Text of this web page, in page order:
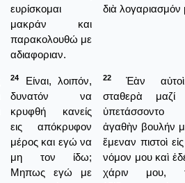
ευρίσκομαι
μακράν και
παρακολουθώ με
αδιαφοριαν.
διὰ λογαριασμόν
24
Είναι, λοιπόν,
δυνατόν να
κρυφθή κανείς
εις απόκρυφον
μέρος και εγώ να
μη τον ίδω;
Μηπως εγώ με
22
Ἐὰν
σταθερὰ
ἀγαθὴν βουλήν
ἔμεναν πιστοὶ
νόμον μου καὶ
χάριν μου,